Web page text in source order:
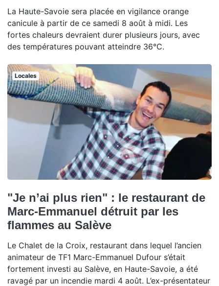
La Haute-Savoie sera placée en vigilance orange
canicule à partir de ce samedi 8 août à midi. Les
fortes chaleurs devraient durer plusieurs jours, avec
des températures pouvant atteindre 36°C.
Locales
"Je n’ai plus rien" : le restaurant de
Marc-Emmanuel détruit par les
flammes au Salève
Le Chalet de la Croix, restaurant dans lequel l’ancien
animateur de TF1 Marc-Emmanuel Dufour s’était
fortement investi au Salève, en Haute-Savoie, a été
ravagé par un incendie mardi 4 août. L’ex-présentateur